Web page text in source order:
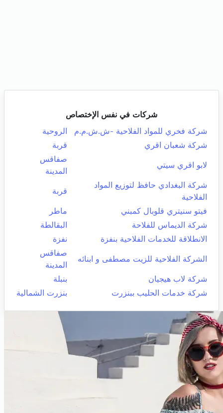
شركات في نفس الإختصاص
شركة فخري للمواد الفلاحية -ش.ش.م.م
الروحية
شركة شعبان اقري
قربة
لابو اقري سيتي
صفاقس
المدينة
شركة البغدادي حافظ لتوزيع المواد
الفلاحية
قربة
فيتو سنيتري قلوبال كمبني
ماطر
شركة الديماس للفلاحة
البقالطة
الانطلاقة للخدمات الفلاحية بنفزة
نفزة
الشركة الفلاحية للزيت مصطفى و ابنائه
صفاقس
المدينة
شركة لاب هيجيان
بنبلة
شركة خدمات الحليب ببنزرت
بنزرت الشمالية